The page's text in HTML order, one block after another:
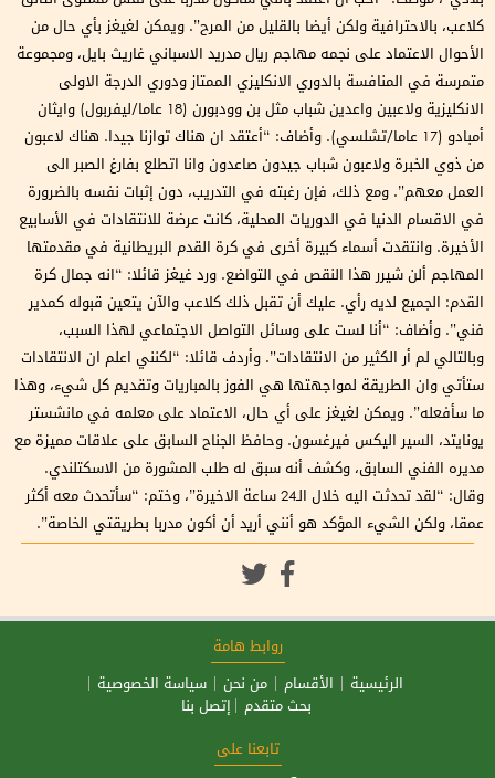
كلاعب، بالاحترافية ولكن أيضا بالقليل من المرح”. ويمكن لغيغز بأي حال من
الأحوال الاعتماد على نجمه مهاجم ريال مدريد الاسباني غاريث بايل، ومجموعة
متمرسة في المنافسة بالدوري الانكليزي الممتاز ودوري الدرجة الاولى
الانكليزية ولاعبين واعدين شباب مثل بن وودبورن (18 عاما/ليفربول) وايثان
أمبادو (17 عاما/تشلسي). وأضاف: “أعتقد ان هناك توازنا جيدا. هناك لاعبون
من ذوي الخبرة ولاعبون شباب جيدون صاعدون وانا اتطلع بفارغ الصبر الى
العمل معهم”. ومع ذلك، فإن رغبته في التدريب، دون إثبات نفسه بالضرورة
في الاقسام الدنيا في الدوريات المحلية، كانت عرضة للانتقادات في الأسابيع
الأخيرة. وانتقدت أسماء كبيرة أخرى في كرة القدم البريطانية في مقدمتها
المهاجم ألن شيرر هذا النقص في التواضع. ورد غيغز قائلا: “انه جمال كرة
القدم: الجميع لديه رأي. عليك أن تقبل ذلك كلاعب والآن يتعين قبوله كمدير
فني”. وأضاف: “أنا لست على وسائل التواصل الاجتماعي لهذا السبب،
وبالتالي لم أر الكثير من الانتقادات”. وأردف قائلا: “لكنني اعلم ان الانتقادات
ستأتي وان الطريقة لمواجهتها هي الفوز بالمباريات وتقديم كل شيء، وهذا
ما سأفعله”. ويمكن لغيغز على أي حال، الاعتماد على معلمه في مانشستر
يونايتد، السير اليكس فيرغسون. وحافظ الجناح السابق على علاقات مميزة مع
مديره الفني السابق، وكشف أنه سبق له طلب المشورة من الاسكتلندي.
وقال: “لقد تحدثت اليه خلال الـ24 ساعة الاخيرة”، وختم: “سأتحدث معه أكثر
عمقا، ولكن الشيء المؤكد هو أنني أريد أن أكون مدربا بطريقتي الخاصة”.
روابط هامة
الرئيسية
الأقسام من نحن
سياسة الخصوصية
بحث متقدم
إتصل بنا
تابعنا على